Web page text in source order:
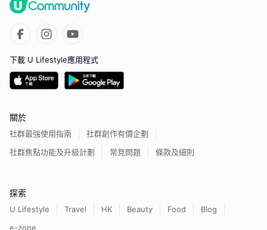
下載 U Lifestyle應用程式
關於
社群最強使用指南
社群創作有價企劃
社群焦點功能及升級計劃
常見問題 條款及細則
探索
U Lifestyle Travel HK Beauty Food
Blog
e-zone